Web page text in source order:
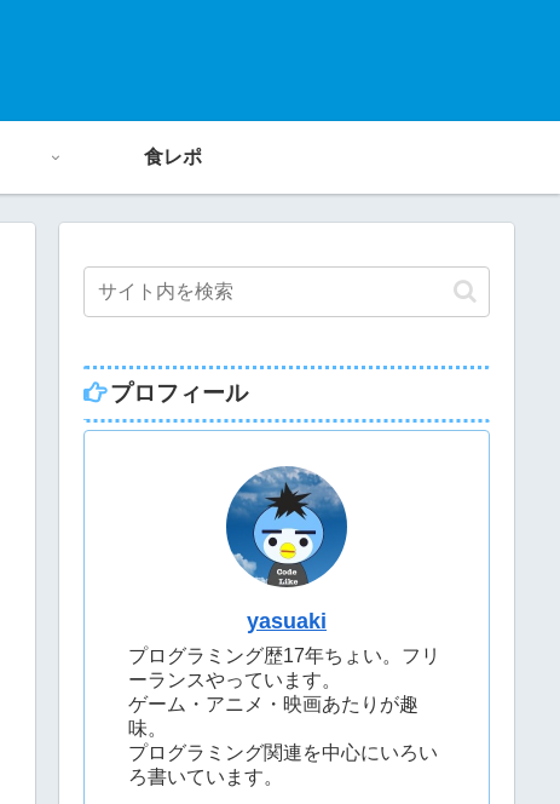
食レポ
プロフィール
yasuaki
プログラミング歴17年ちょい。フリ
ーランスやっています。
ゲーム・アニメ・映画あたりが趣
味。
プログラミング関連を中心にいろい
ろ書いています。